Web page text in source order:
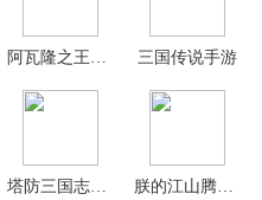
三国传说手游
塔防三国志2手游官方版